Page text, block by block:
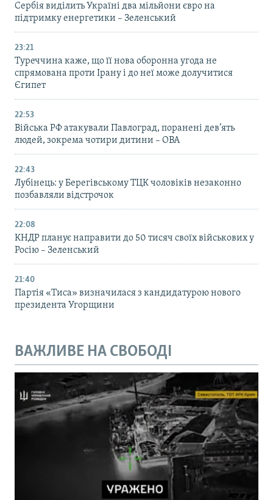
Сербія виділить Україні два мільйони євро на
підтримку енергетики – Зеленський
23:21
Туреччина каже, що її нова оборонна угода не
спрямована проти Ірану і до неї може долучитися
Єгипет
22:53
Війська РФ атакували Павлоград, поранені дев’ять
людей, зокрема чотири дитини – ОВА
22:43
Лубінець: у Берегівському ТЦК чоловіків незаконно
позбавляли відстрочок
22:08
КНДР планує направити до 50 тисяч своїх військових у
Росію – Зеленський
21:40
Партія «Тиса» визначилася з кандидатурою нового
президента Угорщини
ВАЖЛИВЕ НА СВОБОДІ